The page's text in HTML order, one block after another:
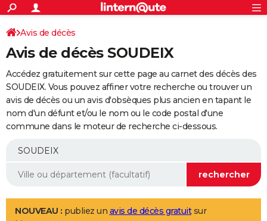
ACTUALITÉS
Politique
Société
Faits Divers
Education
Monde
Villes
+
SPORT
Coupe du monde 2026
Football
Tennis
Cyclisme
Rugby
Forum
Programme TV
TNT
Streaming
Cinéma
Sorties cinéma
Musique
+
FINANCE
Retraite
Epargne
Immobilier
Risques naturels par ville
Banque
Assurance
AUTO
Essais
Réserver un essai
Citadines
Berlines
SUV
Forum auto
+
Mobiles
Meilleur smartphone
Internet
Ordinateurs
Jeux vidéo
Guide high-tech
Aménagement intérieur
LIFESTYLE
Avis de décès
Avis de décès SOUDEIX
Accédez gratuitement sur cette page au carnet des décès des
SOUDEIX. Vous pouvez affiner votre recherche ou trouver un
avis de décès ou un avis d'obsèques plus ancien en tapant le
nom d'un défunt et/ou le nom ou le code postal d'une
commune dans le moteur de recherche ci-dessous.
NOUVEAU : publiez un avis de décès gratuitsur